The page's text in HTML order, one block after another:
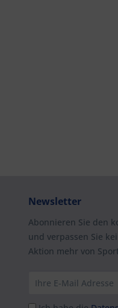
Newsletter
Abonnieren Sie den
und verpassen Sie
Aktion mehr von Sport